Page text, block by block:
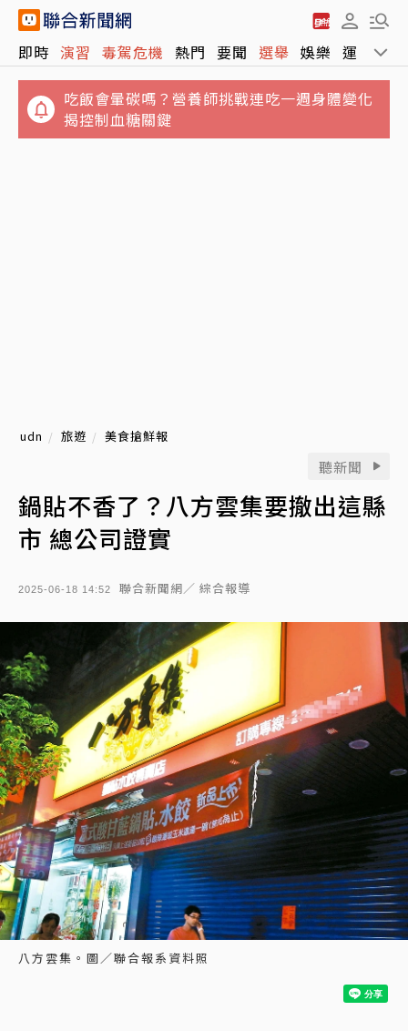
即時 演習 毒駕危機 熱門 要聞 選舉 娛樂 運動 全
吃飯會暈碳嗎？營養師挑戰連吃一週身體變化
揭控制血糖關鍵
udn 旅遊 美食搶鮮報
聽新聞
鍋貼不香了？八方雲集要撤出這縣
市 總公司證實
2025-06-18 14:52 聯合新聞網／ 綜合報導
八方雲集。圖／聯合報系資料照